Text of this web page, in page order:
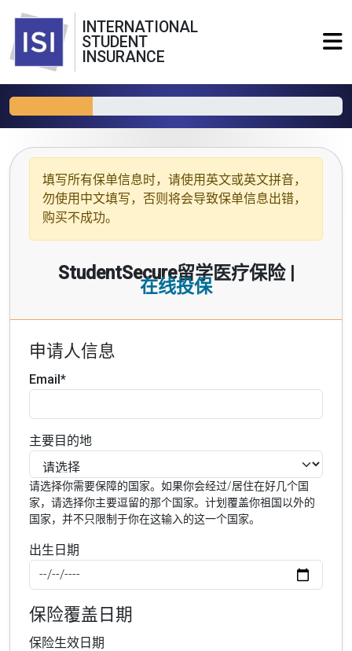
INTERNATIONAL
STUDENT
INSURANCE
填写所有保单信息时，请使用 英文或英文拼音，
勿使用中文填写，否则将会导致保单信息出错，
购买不成功。
StudentSecure留学医疗保险 |
在线投保
申请人信息
Email*
主要目的地
请选择你需要保障的国家。如果你会经过/居住在好几个国
家，请选择你主要逗留的那个国家。计划覆盖你祖国以外的
国家，并不只限制于你在这输入的这一个国家。
出生日期
保险覆盖日期
保险生效日期